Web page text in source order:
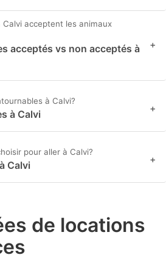
acceptent les animaux
acceptés vs non acceptés à
+
à Calvi?
à Calvi +
pour aller à Calvi?
Calvi +
de locations